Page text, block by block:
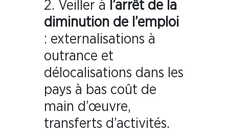
2. Veiller à l’arrêt de la
diminution de l’emploi
: externalisations à
outrance et
délocalisations dans les
pays à bas coût de
main d’œuvre,
transferts d’activités.